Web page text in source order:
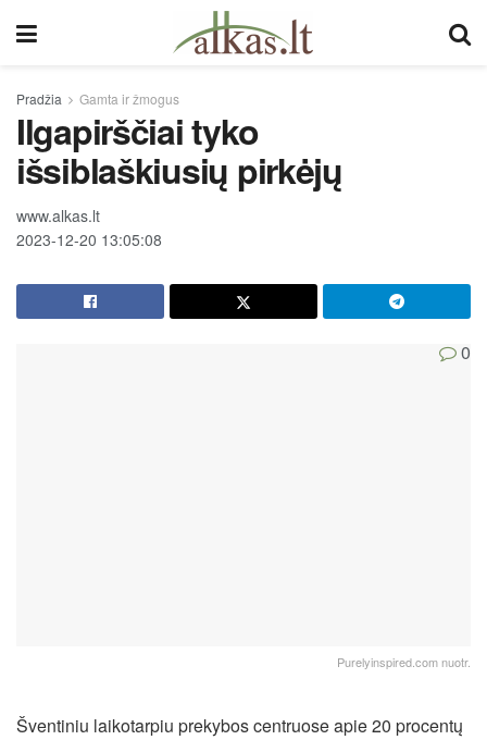
Pradžia Gamta ir žmogus
Ilgapirščiai tyko
išsiblaškiusių pirkėjų
www.alkas.lt
2023-12-20 13:05:08
0
Purelyinspired.com nuotr.
Šventiniu laikotarpiu prekybos centruose apie 20 procentų